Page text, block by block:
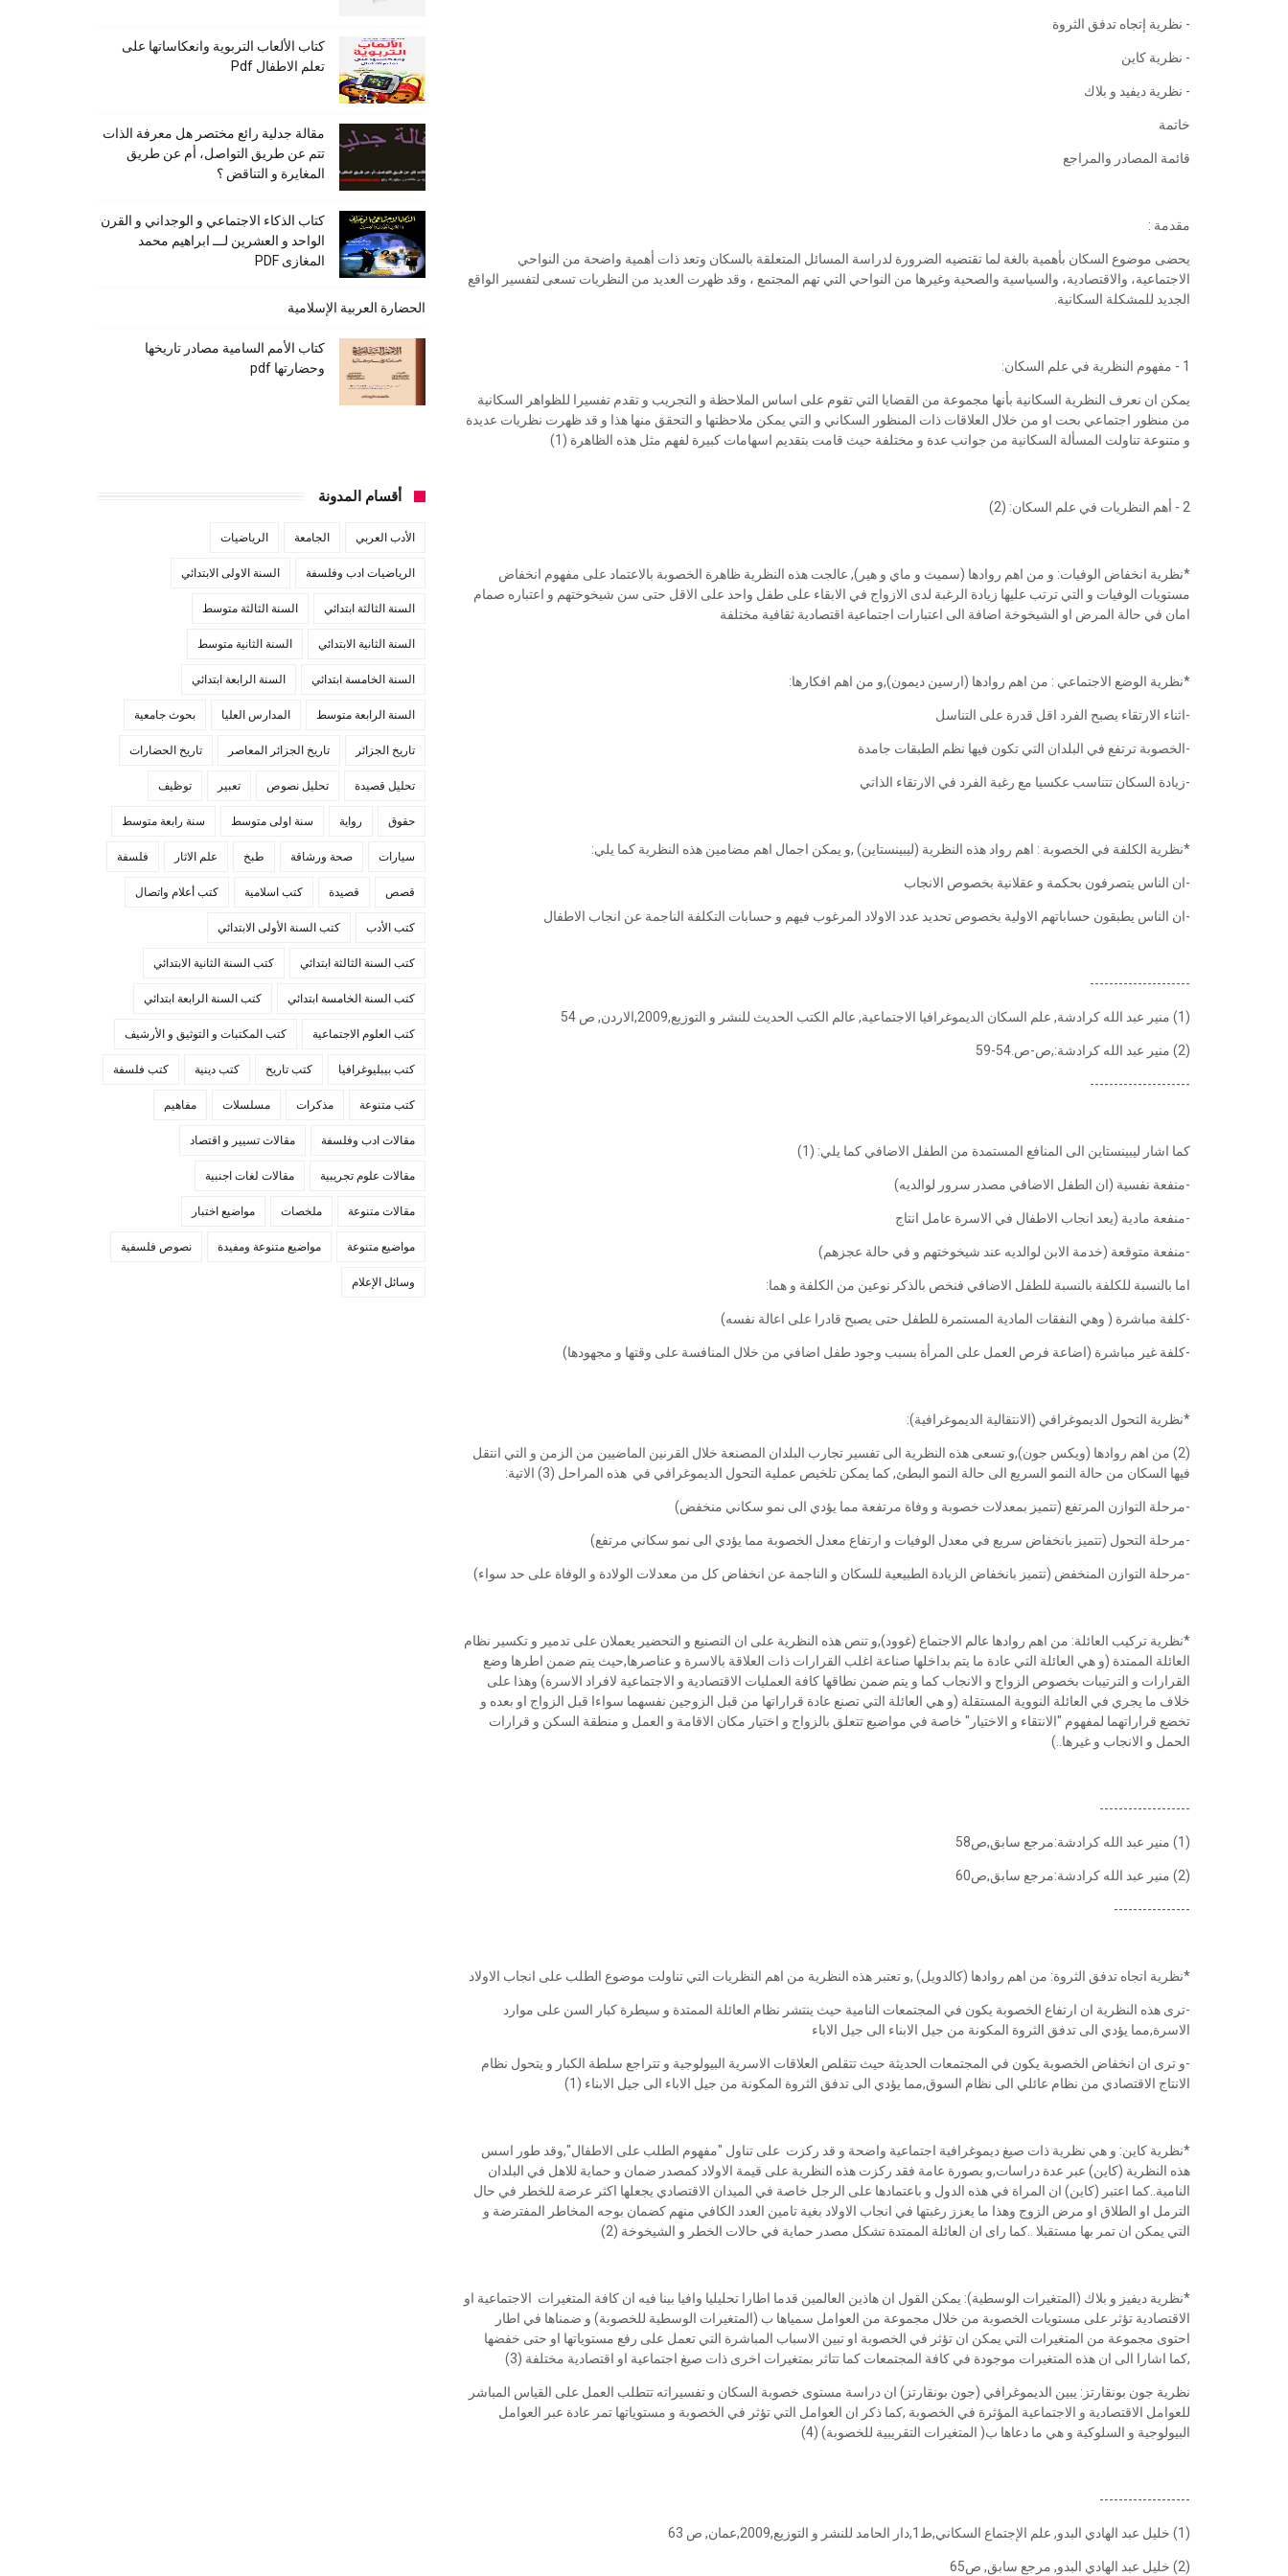
- نظرية إتجاه تدفق الثروة
- نظرية كاين
- نظرية ديفيد و بلاك
خاتمة
قائمة المصادر والمراجع
مقدمة :
يحضى موضوع السكان بأهمية بالغة لما تقتضيه الضرورة لدراسة المسائل المتعلقة بالسكان وتعد ذات أهمية واضحة من النواحي
الاجتماعية، والاقتصادية، والسياسية والصحية وغيرها من النواحي التي تهم المجتمع ، وقد ظهرت العديد من النظريات تسعى لتفسير الواقع
الجديد للمشكلة السكانية.
1 - مفهوم النظرية في علم السكان:
يمكن ان نعرف النظرية السكانية بأنها مجموعة من القضايا التي تقوم على اساس الملاحظة و التجريب و تقدم تفسيرا للظواهر السكانية
من منظور اجتماعي بحت او من خلال العلاقات ذات المنظور السكاني و التي يمكن ملاحظتها و التحقق منها هذا و قد ظهرت نظريات عديدة
و متنوعة تناولت المسألة السكانية من جوانب عدة و مختلفة حيث قامت بتقديم اسهامات كبيرة لفهم مثل هذه الظاهرة (1)
2 - أهم النظريات في علم السكان: (2)
*نظرية انخفاض الوفيات: و من اهم روادها (سميث و ماي و هير), عالجت هذه النظرية ظاهرة الخصوبة بالاعتماد على مفهوم انخفاض
مستويات الوفيات و التي ترتب عليها زيادة الرغبة لدى الازواج في الابقاء على طفل واحد على الاقل حتى سن شيخوختهم و اعتباره صمام
امان في حالة المرض او الشيخوخة اضافة الى اعتبارات اجتماعية اقتصادية ثقافية مختلفة
*نظرية الوضع الاجتماعي : من اهم روادها (ارسين ديمون),و من اهم افكارها:
-اثناء الارتقاء يصبح الفرد اقل قدرة على التناسل
-الخصوبة ترتفع في البلدان التي تكون فيها نظم الطبقات جامدة
-زيادة السكان تتناسب عكسيا مع رغبة الفرد في الارتقاء الذاتي
*نظرية الكلفة في الخصوبة : اهم رواد هذه النظرية (ليبينستاين) ,و يمكن اجمال اهم مضامين هذه النظرية كما يلي:
-ان الناس يتصرفون بحكمة و عقلانية بخصوص الانجاب
-ان الناس يطبقون حساباتهم الاولية بخصوص تحديد عدد الاولاد المرغوب فيهم و حسابات التكلفة الناجمة عن انجاب الاطفال
---------------------
(1) منير عبد الله كرادشة, علم السكان الديموغرافيا الاجتماعية, عالم الكتب الحديث للنشر و التوزيع,2009,الاردن, ص 54
(2) منير عبد الله كرادشة:,ص-ص.54-59
---------------------
كما اشار ليبينستاين الى المنافع المستمدة من الطفل الاضافي كما يلي: (1)
-منفعة نفسية (ان الطفل الاضافي مصدر سرور لوالديه)
-منفعة مادية (يعد انجاب الاطفال في الاسرة عامل انتاج
-منفعة متوقعة (خدمة الابن لوالديه عند شيخوختهم و في حالة عجزهم)
اما بالنسبة للكلفة بالنسبة للطفل الاضافي فنخص بالذكر نوعين من الكلفة و هما:
-كلفة مباشرة ( وهي النفقات المادية المستمرة للطفل حتى يصبح قادرا على اعالة نفسه)
-كلفة غير مباشرة (اضاعة فرص العمل على المرأة بسبب وجود طفل اضافي من خلال المنافسة على وقتها و مجهودها)
*نظرية التحول الديموغرافي (الانتقالية الديموغرافية):
(2) من اهم روادها (ويكس جون),و تسعى هذه النظرية الى تفسير تجارب البلدان المصنعة خلال القرنين الماضيين من الزمن و التي انتقل
فيها السكان من حالة النمو السريع الى حالة النمو البطئ, كما يمكن تلخيص عملية التحول الديموغرافي في هذه المراحل (3) الاتية:
-مرحلة التوازن المرتفع (تتميز بمعدلات خصوبة و وفاة مرتفعة مما يؤدي الى نمو سكاني منخفض)
-مرحلة التحول (تتميز بانخفاض سريع في معدل الوفيات و ارتفاع معدل الخصوبة مما يؤدي الى نمو سكاني مرتفع)
-مرحلة التوازن المنخفض (تتميز بانخفاض الزيادة الطبيعية للسكان و الناجمة عن انخفاض كل من معدلات الولادة و الوفاة على حد سواء)
*نظرية تركيب العائلة: من اهم روادها عالم الاجتماع (غوود),و تنص هذه النظرية على ان التصنيع و التحضير يعملان على تدمير و تكسير نظام
العائلة الممتدة (و هي العائلة التي عادة ما يتم بداخلها صناعة اغلب القرارات ذات العلاقة بالاسرة و عناصرها,حيث يتم ضمن اطرها وضع
القرارات و الترتيبات بخصوص الزواج و الانجاب كما و يتم ضمن نطاقها كافة العمليات الاقتصادية و الاجتماعية لافراد الاسرة) وهذا على
خلاف ما يجري في العائلة النووية المستقلة (و هي العائلة التي تصنع عادة قراراتها من قبل الزوجين نفسهما سواءا قبل الزواج او بعده و
تخضع قراراتهما لمفهوم "الانتقاء و الاختيار" خاصة في مواضيع تتعلق بالزواج و اختيار مكان الاقامة و العمل و منطقة السكن و قرارات
الحمل و الانجاب و غيرها..)
-------------------
(1) منير عبد الله كرادشة:مرجع سابق,ص58
(2) منير عبد الله كرادشة:مرجع سابق,ص60
----------------
*نظرية اتجاه تدفق الثروة: من اهم روادها (كالدويل) ,و تعتبر هذه النظرية من اهم النظريات التي تناولت موضوع الطلب على انجاب الاولاد
-ترى هذه النظرية ان ارتفاع الخصوبة يكون في المجتمعات النامية حيث ينتشر نظام العائلة الممتدة و سيطرة كبار السن على موارد
الاسرة,مما يؤدي الى تدفق الثروة المكونة من جيل الابناء الى جيل الاباء
-و ترى ان انخفاض الخصوبة يكون في المجتمعات الحديثة حيث تتقلص العلاقات الاسرية البيولوجية و تتراجع سلطة الكبار و يتحول نظام
الانتاج الاقتصادي من نظام عائلي الى نظام السوق,مما يؤدي الى تدفق الثروة المكونة من جيل الاباء الى جيل الابناء (1)
*نظرية كاين: و هي نظرية ذات صيغ ديموغرافية اجتماعية واضحة و قد ركزت على تناول "مفهوم الطلب على الاطفال",وقد طور اسس
هذه النظرية (كاين) عبر عدة دراسات,و بصورة عامة فقد ركزت هذه النظرية على قيمة الاولاد كمصدر ضمان و حماية للاهل في البلدان
النامية..كما اعتبر (كاين) ان المراة في هذه الدول و باعتمادها على الرجل خاصة في الميدان الاقتصادي يجعلها اكثر عرضة للخطر في حال
الترمل او الطلاق او مرض الزوج وهذا ما يعزز رغبتها في انجاب الاولاد بغية تامين العدد الكافي منهم كضمان بوجه المخاطر المفترضة و
التي يمكن ان تمر بها مستقبلا ..كما راى ان العائلة الممتدة تشكل مصدر حماية في حالات الخطر و الشيخوخة (2)
*نظرية ديفيز و بلاك (المتغيرات الوسطية): يمكن القول ان هاذين العالمين قدما اطارا تحليليا وافيا بينا فيه ان كافة المتغيرات الاجتماعية او
الاقتصادية تؤثر على مستويات الخصوبة من خلال مجموعة من العوامل سمياها ب (المتغيرات الوسطية للخصوبة) و ضمناها في اطار
احتوى مجموعة من المتغيرات التي يمكن ان تؤثر في الخصوبة او تبين الاسباب المباشرة التي تعمل على رفع مستوياتها او حتى خفضها
,كما اشارا الى ان هذه المتغيرات موجودة في كافة المجتمعات كما تتاثر بمتغيرات اخرى ذات صيغ اجتماعية او اقتصادية مختلفة (3)
نظرية جون بونقارتز: يبين الديموغرافي (جون بونقارتز) ان دراسة مستوى خصوبة السكان و تفسيراته تتطلب العمل على القياس المباشر
للعوامل الاقتصادية و الاجتماعية المؤثرة في الخصوبة ,كما ذكر ان العوامل التي تؤثر في الخصوبة و مستوياتها تمر عادة عبر العوامل
البيولوجية و السلوكية و هي ما دعاها ب( المتغيرات التقريبية للخصوبة) (4)
-------------------
(1) خليل عبد الهادي البدو, علم الإجتماع السكاني,ط1,دار الحامد للنشر و التوزيع,2009,عمان, ص 63
(2) خليل عبد الهادي البدو, مرجع سابق, ص65
كتاب الألعاب التربوية وانعكاساتها على
تعلم الاطفال Pdf
مقالة جدلية رائع مختصر هل معرفة الذات
تتم عن طريق التواصل، أم عن طريق
المغايرة و التناقض ؟
كتاب الذكاء الاجتماعي و الوجداني و القرن
الواحد و العشرين لـــ ابراهيم محمد
المغازى PDF
الحضارة العربية الإسلامية
كتاب الأمم السامية مصادر تاريخها
وحضارتها pdf
أقسام المدونة
الأدب العربي الجامعة الرياضيات
الرياضيات ادب وفلسفة السنة الاولى الابتدائي
السنة الثالثة ابتدائي السنة الثالثة متوسط
السنة الثانية الابتدائي السنة الثانية متوسط
السنة الخامسة ابتدائي السنة الرابعة ابتدائي
السنة الرابعة متوسط المدارس العليا بحوث جامعية
تاريخ الجزائر تاريخ الجزائر المعاصر تاريخ الحضارات
تحليل قصيدة تحليل نصوص تعبير توظيف
حقوق رواية سنة اولى متوسط سنة رابعة متوسط
سيارات صحة ورشاقة طبخ علم الاثار فلسفة
قصص قصيدة كتب اسلامية كتب أعلام واتصال
كتب الأدب كتب السنة الأولى الابتدائي
كتب السنة الثالثة ابتدائي كتب السنة الثانية الابتدائي
كتب السنة الخامسة ابتدائي كتب السنة الرابعة ابتدائي
كتب العلوم الاجتماعية كتب المكتبات و التوثيق و الأرشيف
كتب بيبليوغرافيا كتب تاريخ كتب دينية كتب فلسفة
كتب متنوعة مذكرات مسلسلات مفاهيم
مقالات ادب وفلسفة مقالات تسيير و اقتصاد
مقالات علوم تجريبية مقالات لغات اجنبية
مقالات متنوعة ملخصات مواضيع اختبار
مواضيع متنوعة مواضيع متنوعة ومفيدة نصوص فلسفية
وسائل الإعلام